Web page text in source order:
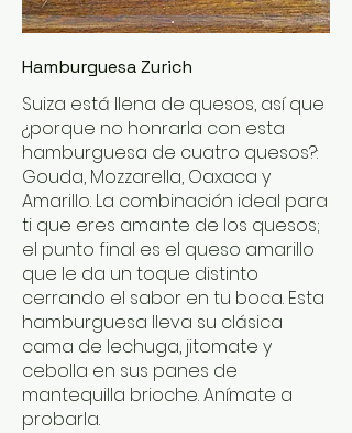
Hamburguesa Zurich
Suiza está llena de quesos, así que
¿porque no honrarla con esta
hamburguesa de cuatro quesos?:
Gouda, Mozzarella, Oaxaca y
Amarillo. La combinación ideal para
ti que eres amante de los quesos;
el punto final es el queso amarillo
que le da un toque distinto
cerrando el sabor en tu boca. Esta
hamburguesa lleva su clásica
cama de lechuga, jitomate y
cebolla en sus panes de
mantequilla brioche. Anímate a
probarla.